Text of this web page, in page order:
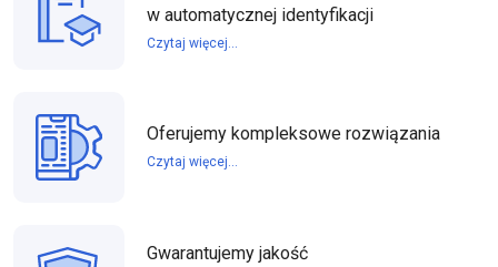
w automatycznej identyfikacji
Czytaj więcej...
Oferujemy kompleksowe rozwiązania
Czytaj więcej...
Gwarantujemy jakość